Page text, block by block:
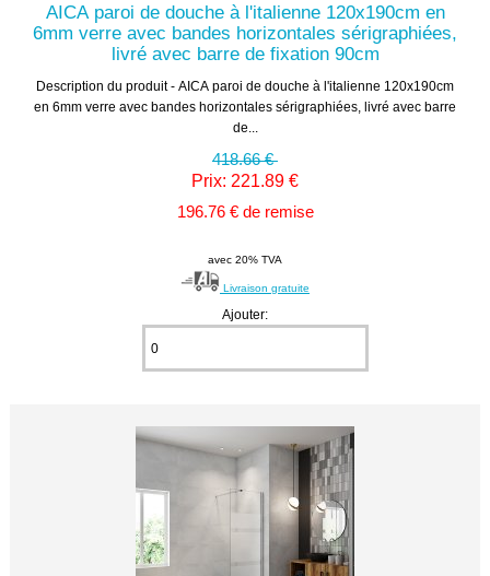
AICA paroi de douche à l'italienne 120x190cm en
6mm verre avec bandes horizontales sérigraphiées,
livré avec barre de fixation 90cm
Description du produit - AICA paroi de douche à l'italienne 120x190cm
en 6mm verre avec bandes horizontales sérigraphiées, livré avec barre
de...
418.66 €
Prix: 221.89 €
196.76 € de remise
avec 20% TVA
Livraison gratuite
Ajouter: